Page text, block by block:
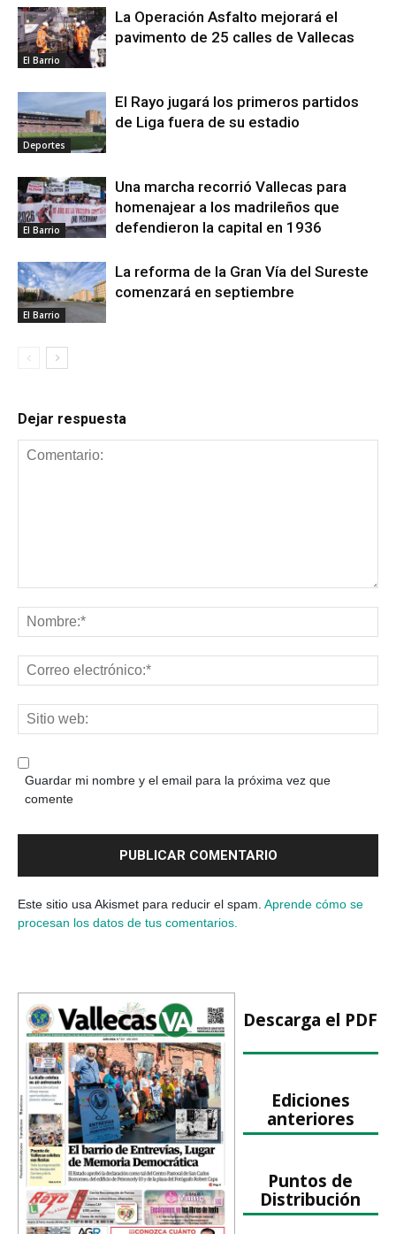
El Barrio
La Operación Asfalto mejorará el
pavimento de 25 calles de Vallecas
Deportes
El Rayo jugará los primeros partidos
de Liga fuera de su estadio
El Barrio
Una marcha recorrió Vallecas para
homenajear a los madrileños que
defendieron la capital en 1936
El Barrio
La reforma de la Gran Vía del Sureste
comenzará en septiembre
Dejar respuesta
Guardar mi nombre y el email para la próxima vez que
comente
Este sitio usa Akismet para reducir el spam. Aprende cómo se
procesan los datos de tus comentarios.
Descarga el PDF
Ediciones
anteriores
Puntos de
Distribución